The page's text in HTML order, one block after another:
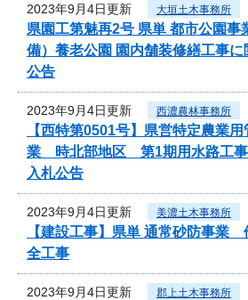
2023年9月4日更新 大垣土木事務所
県園工第魅再2号 県単 都市公園事
備）養老公園 園内舗装修繕工事
公告
2023年9月4日更新 西濃農林事務所
【西特第0501号】県営特定農業
業 時北部地区 第1期用水路工事
入札公告
2023年9月4日更新 美濃土木事務所
【建設工事】県単 通常砂防事
全工事
2023年9月4日更新 郡上土木事務所